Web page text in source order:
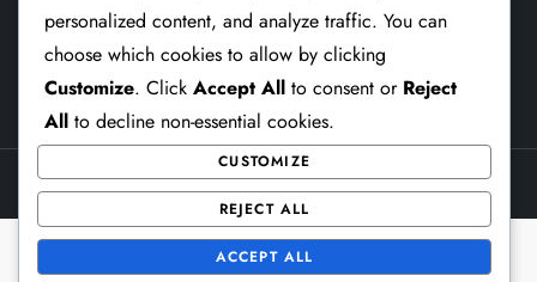
Contactez-Nous
Theme Cube Speed byKantipur Themes
personalized content, and analyze traffic. You can
choose which cookies to allow by clicking
Customize. Click Accept All to consent or Reject
All to decline non-essential cookies.
CUSTOMIZE
REJECT ALL
ACCEPT ALL